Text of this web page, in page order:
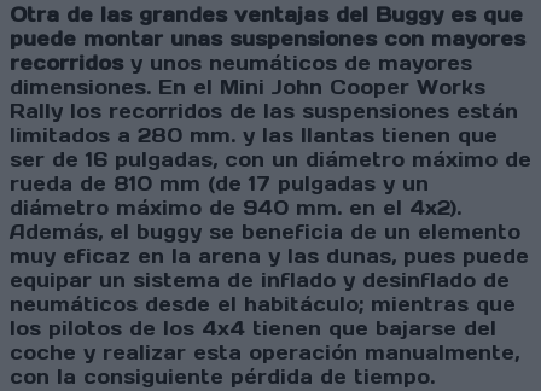
Otra de las grandes ventajas del Buggy es que
puede montar unas suspensiones con mayores
recorridos y unos neumáticos de mayores
dimensiones. En el Mini John Cooper Works
Rally los recorridos de las suspensiones están
limitados a 280 mm. y las llantas tienen que
ser de 16 pulgadas, con un diámetro máximo de
rueda de 810 mm (de 17 pulgadas y un
diámetro máximo de 940 mm. en el 4x2).
Además, el buggy se beneficia de un elemento
muy eficaz en la arena y las dunas, pues puede
equipar un sistema de inflado y desinflado de
neumáticos desde el habitáculo; mientras que
los pilotos de los 4x4 tienen que bajarse del
coche y realizar esta operación manualmente,
con la consiguiente pérdida de tiempo.